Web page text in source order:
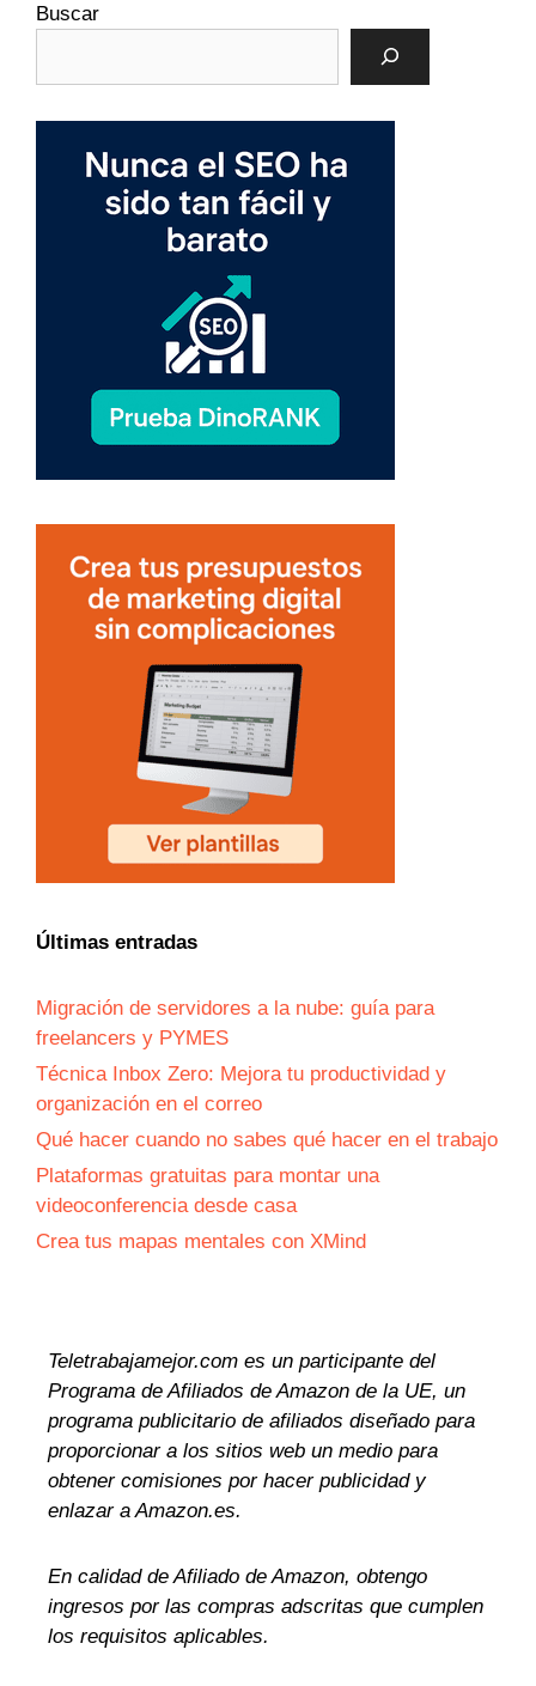
Buscar
Últimas entradas
Migración de servidores a la nube: guía para
freelancers y PYMES
Técnica Inbox Zero: Mejora tu productividad y
organización en el correo
Qué hacer cuando no sabes qué hacer en el trabajo
Plataformas gratuitas para montar una
videoconferencia desde casa
Crea tus mapas mentales con XMind
Teletrabajamejor.com es un participante del
Programa de Afiliados de Amazon de la UE, un
programa publicitario de afiliados diseñado para
proporcionar a los sitios web un medio para
obtener comisiones por hacer publicidad y
enlazar a Amazon.es.
En calidad de Afiliado de Amazon, obtengo
ingresos por las compras adscritas que cumplen
los requisitos aplicables.